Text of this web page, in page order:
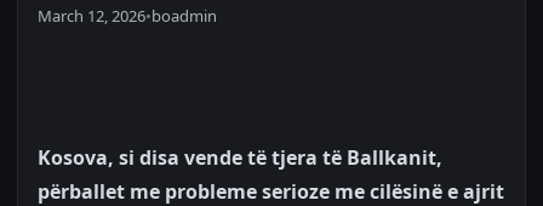
March 12, 2026•boadmin
Kosova, si disa vende të tjera të Ballkanit,
përballet me probleme serioze me cilësinë e ajrit